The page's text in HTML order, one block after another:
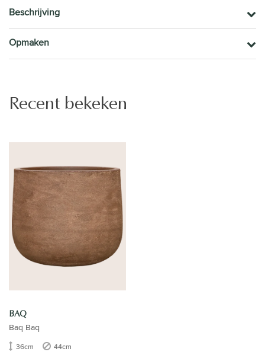
Beschrijving
Opmaken
Recent bekeken
BAQ
Baq Baq
36cm 44cm